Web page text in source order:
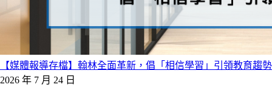
【媒體報導存檔】翰林全面革新，倡「相信學習」引領教育趨勢
2026 年 7 月 24 日